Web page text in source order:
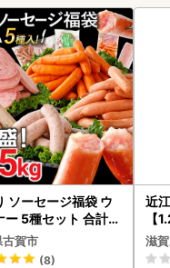
ソーセージ福袋 ウ
ー 5種セット 合計4.
ソーセージ
賀市
(8)
近
【
】
滋